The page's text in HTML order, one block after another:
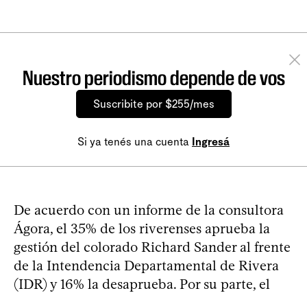
Nuestro periodismo depende de vos
Suscribite por $255/mes
Si ya tenés una cuenta Ingresá
De acuerdo con un informe de la consultora
Ágora, el 35% de los riverenses aprueba la
gestión del colorado Richard Sander al frente
de la Intendencia Departamental de Rivera
(IDR) y 16% la desaprueba. Por su parte, el